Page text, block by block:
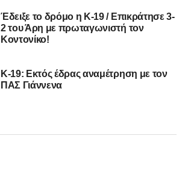
Έδειξε το δρόμο η Κ-19 / Επικράτησε 3-
2 του Άρη με πρωταγωνιστή τον
Κοντονίκο!
Κ-19: Εκτός έδρας αναμέτρηση με τον
ΠΑΣ Γιάννενα